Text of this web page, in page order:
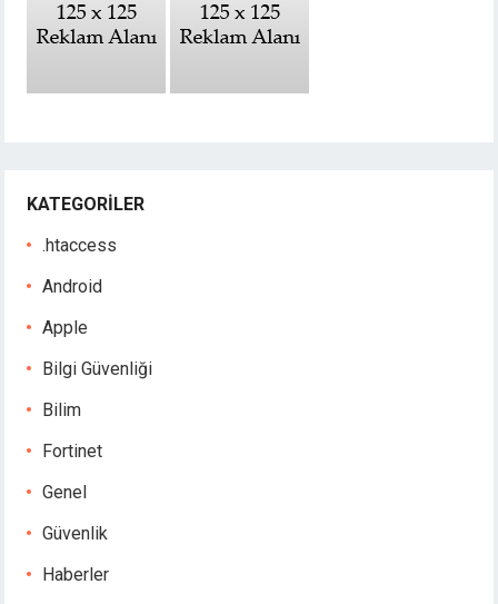
KATEGORILER
.htaccess
Android
Apple
Bilgi Güvenliği
Bilim
Fortinet
Genel
Güvenlik
Haberler